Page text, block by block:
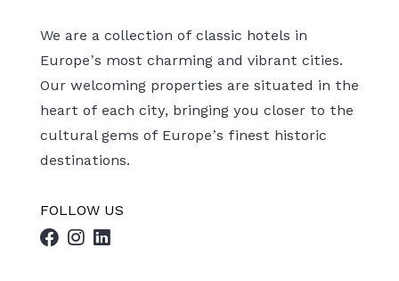
We are a collection of classic hotels in
Europe’s most charming and vibrant cities.
Our welcoming properties are situated in the
heart of each city, bringing you closer to the
cultural gems of Europe’s finest historic
destinations.
FOLLOW US